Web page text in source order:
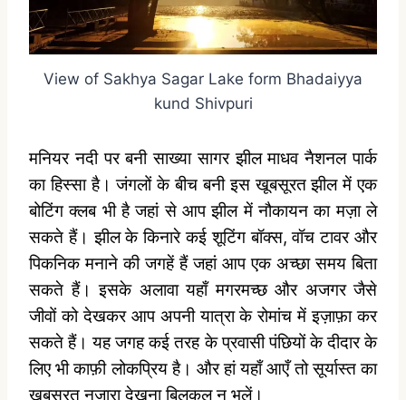
View of Sakhya Sagar Lake form Bhadaiyya
kund Shivpuri
मनियर नदी पर बनी साख्या सागर झील माधव नैशनल पार्क
का हिस्सा है। जंगलों के बीच बनी इस खूबसूरत झील में एक
बोटिंग क्लब भी है जहां से आप झील में नौकायन का मज़ा ले
सकते हैं। झील के किनारे कई शूटिंग बॉक्स, वॉच टावर और
पिकनिक मनाने की जगहें हैं जहां आप एक अच्छा समय बिता
सकते हैं। इसके अलावा यहाँ मगरमच्छ और अजगर जैसे
जीवों को देखकर आप अपनी यात्रा के रोमांच में इज़ाफ़ा कर
सकते हैं। यह जगह कई तरह के प्रवासी पंछियों के दीदार के
लिए भी काफ़ी लोकप्रिय है। और हां यहाँ आएँ तो सूर्यास्त का
खूबसूरत नज़ारा देखना बिलकुल न भूलें।